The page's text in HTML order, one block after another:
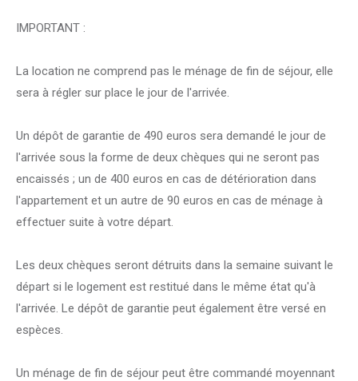
IMPORTANT :
La location ne comprend pas le ménage de fin de séjour, elle
sera à régler sur place le jour de l'arrivée.
Un dépôt de garantie de 490 euros sera demandé le jour de
l'arrivée sous la forme de deux chèques qui ne seront pas
encaissés ; un de 400 euros en cas de détérioration dans
l'appartement et un autre de 90 euros en cas de ménage à
effectuer suite à votre départ.
Les deux chèques seront détruits dans la semaine suivant le
départ si le logement est restitué dans le même état qu'à
l'arrivée. Le dépôt de garantie peut également être versé en
espèces.
Un ménage de fin de séjour peut être commandé moyennant